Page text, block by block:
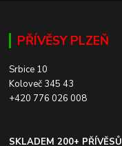
PŘÍVĚSY PLZEŇ
Srbice 10
Koloveč 345 43
+420 776 026 008
SKLADEM 200+ PŘÍVĚSŮ